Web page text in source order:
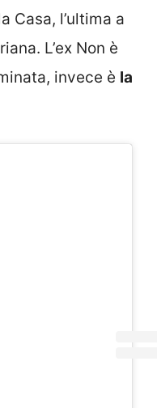
Casa, l’ultima a
L’ex Non è
invece è la